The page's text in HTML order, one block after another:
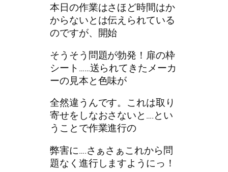
本日の作業はさほど時間はか
からないとは伝えられている
のですが、開始
そうそう問題が勃発！扉の枠
シート……送られてきたメーカ
ーの見本と色味が
全然違うんです。これは取り
寄せをしなおさないと….とい
うことで作業進行の
弊害に….さぁさぁこれから問
題なく進行しますようにっ！